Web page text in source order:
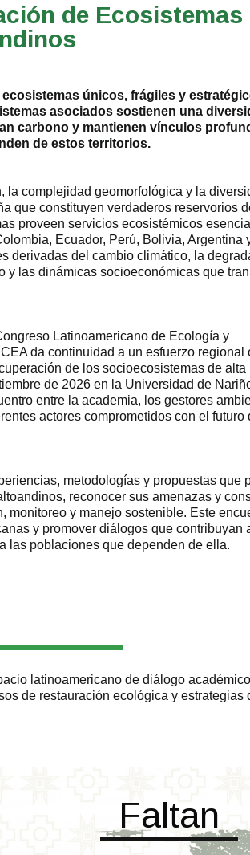
de Ecosistemas
únicos, frágiles y
asociados sostienen una
carbono y mantienen vínculos
de estos territorios.
la complejidad geomorfológica y la
que constituyen verdaderos reservorios
proveen servicios ecosistémicos
Ecuador, Perú, Bolivia, Argentina
derivadas del cambio climático, la
y las dinámicas socioeconómicas que
Latinoamericano de Ecología y
da continuidad a un esfuerzo regional
de los socioecosistemas de alta
de 2026 en la Universidad de
entre la academia, los gestores
actores comprometidos con el futuro
metodologías y propuestas que
reconocer sus amenazas y
monitoreo y manejo sostenible. Este
y promover diálogos que contribuyan
las poblaciones que dependen de ella.
latinoamericano de diálogo
de restauración ecológica y
Faltan